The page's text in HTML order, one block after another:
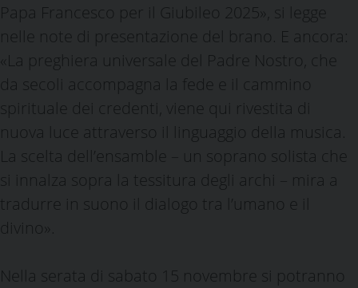
Papa Francesco per il Giubileo 2025», si legge
nelle note di presentazione del brano. E ancora:
«La preghiera universale del Padre Nostro, che
da secoli accompagna la fede e il cammino
spirituale dei credenti, viene qui rivestita di
nuova luce attraverso il linguaggio della musica.
La scelta dell’ensamble – un soprano solista che
si innalza sopra la tessitura degli archi – mira a
tradurre in suono il dialogo tra l’umano e il
divino».
Nella serata di sabato 15 novembre si potranno